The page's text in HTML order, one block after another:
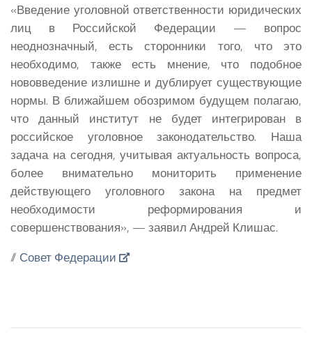
«Введение уголовной ответственности юридических
лиц в Российской Федерации — вопрос
неоднозначный, есть сторонники того, что это
необходимо, также есть мнение, что подобное
нововведение излишне и дублирует существующие
нормы. В ближайшем обозримом будущем полагаю,
что данный институт не будет интегрирован в
российское уголовное законодательство. Наша
задача на сегодня, учитывая актуальность вопроса,
более внимательно мониторить применение
действующего уголовного закона на предмет
необходимости реформирования и
совершенствования», — заявил Андрей Клишас.
// Совет Федерации